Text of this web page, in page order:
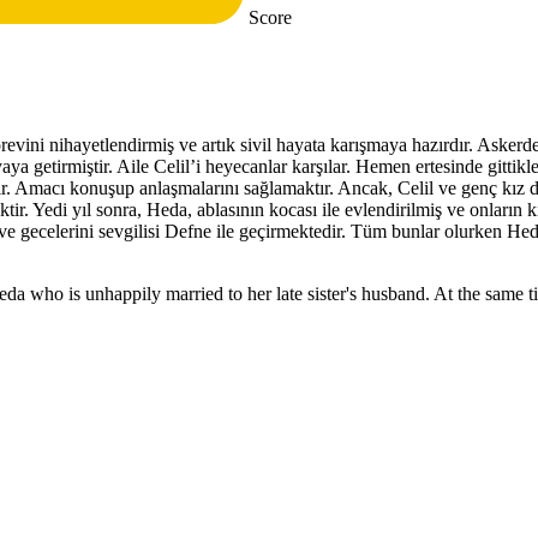
Score
nihayetlendirmiş ve artık sivil hayata karışmaya hazırdır.
getirmiştir. Aile Celil’i heyecanlar karşılar. Hemen ertesinde
konuşup anlaşmalarını sağlamaktır. Ancak, Celil ve genç kız
Yedi yıl sonra, Heda, ablasının kocası ile evlendirilmiş ve onların
gecelerini sevgilisi Defne ile geçirmektedir. Tüm bunlar olurken
who is unhappily married to her late sister's husband. At the